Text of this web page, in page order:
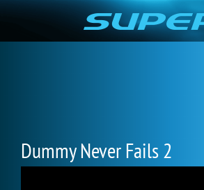
Dummy Never Fails 2